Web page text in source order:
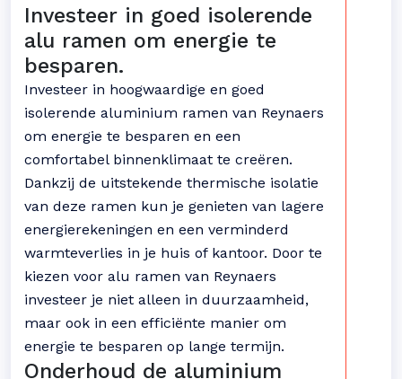
Investeer in goed isolerende
alu ramen om energie te
besparen.
Investeer in hoogwaardige en goed
isolerende aluminium ramen van Reynaers
om energie te besparen en een
comfortabel binnenklimaat te creëren.
Dankzij de uitstekende thermische isolatie
van deze ramen kun je genieten van lagere
energierekeningen en een verminderd
warmteverlies in je huis of kantoor. Door te
kiezen voor alu ramen van Reynaers
investeer je niet alleen in duurzaamheid,
maar ook in een efficiënte manier om
energie te besparen op lange termijn.
Onderhoud de aluminium